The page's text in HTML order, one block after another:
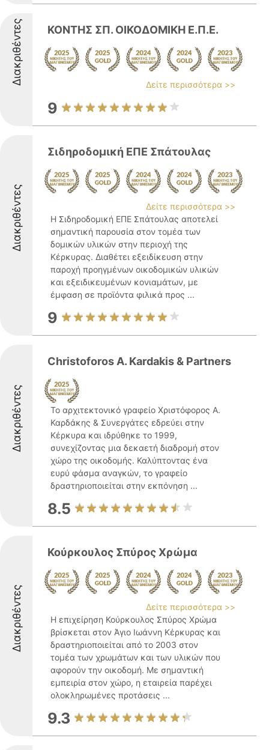
Διακριθέντες ΚΟΝΤΗΣ ΣΠ. ΟΙΚΟΔΟΜΙΚΗ Ε.Π.Ε.
Δείτε περισσότερα >>
9
Διακριθέντες
Σιδηροδομική ΕΠΕ Σπάτουλας
Δείτε περισσότερα >>
Η Σιδηροδομική ΕΠΕ Σπάτουλας αποτελεί
σημαντική παρουσία στον τομέα των
δομικών υλικών στην περιοχή της
Κέρκυρας. Διαθέτει εξειδίκευση στην
παροχή προηγμένων οικοδομικών υλικών
και εξειδικευμένων κονιαμάτων, με
έμφαση σε προϊόντα φιλικά προς ...
9
Διακριθέντες
Christoforos A. Kardakis & Partners
Το αρχιτεκτονικό γραφείο Χριστόφορος Α.
Καρδάκης & Συνεργάτες εδρεύει στην
Κέρκυρα και ιδρύθηκε το 1999,
συνεχίζοντας μια δεκαετή διαδρομή στον
χώρο της οικοδομής. Καλύπτοντας ένα
ευρύ φάσμα αναγκών, το γραφείο
δραστηριοποιείται στην εκπόνηση ...
8.5
Διακριθέντες
Κούρκουλος Σπύρος Χρώμα
Δείτε περισσότερα >>
Η επιχείρηση Κούρκουλος Σπύρος Χρώμα
βρίσκεται στον Άγιο Ιωάννη Κέρκυρας και
δραστηριοποιείται από το 2003 στον
τομέα των χρωμάτων και των υλικών που
αφορούν την οικοδομή. Με σημαντική
εμπειρία στον χώρο, η εταιρεία παρέχει
ολοκληρωμένες προτάσεις ...
9.3